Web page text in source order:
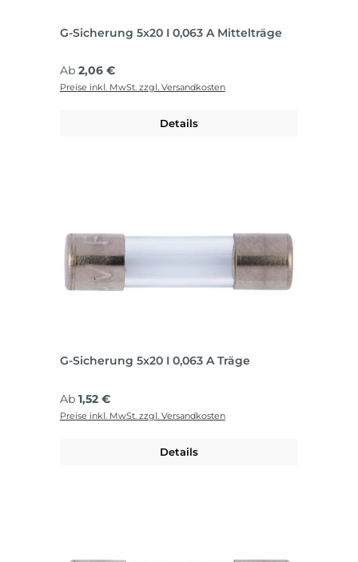
G-Sicherung 5x20 I 0,063 A Mittelträge
Regulärer Preis:
Ab 2,06 €
Preise inkl. MwSt. zzgl. Versandkosten
Details
G-Sicherung 5x20 I 0,063 A Träge
Regulärer Preis:
Ab 1,52 €
Preise inkl. MwSt. zzgl. Versandkosten
Details